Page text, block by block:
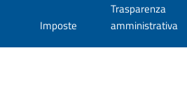
Imposte
Trasparenza
amministrativa